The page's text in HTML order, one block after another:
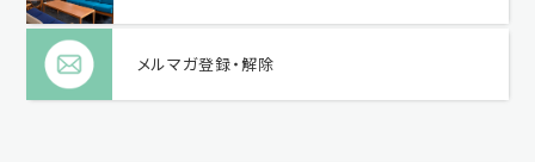
メルマガ登録・解除